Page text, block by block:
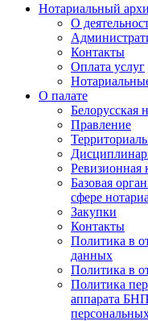
Нотариальный
О
Контакты
Оплата услуг
О палате
Белорусская
Правление
Ревизионная
Базовая
сфере
Закупки
Контакты
Политика в
данных
Политика в
Политика
аппарата